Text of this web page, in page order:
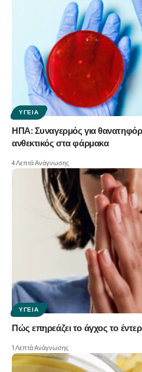
ΥΓΕΊΑ
ΗΠΑ: Συναγερμός για
ανθεκτικός στα φάρμακα
4 Λεπτά Ανάγνωσης
ΥΓΕΊΑ
Πώς επηρεάζει το άγχος το
1 Λεπτά Ανάγνωσης